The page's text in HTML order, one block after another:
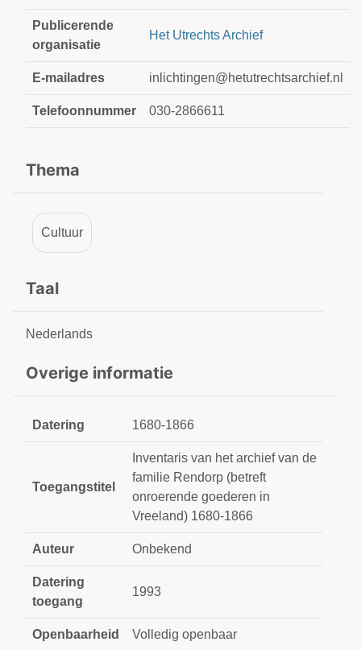
Publicerende
organisatie
Het Utrechts Archief
E-mailadres inlichtingen@hetutrechtsarchief.nl
Telefoonnummer 030-2866611
Thema
Cultuur
Taal
Nederlands
Overige informatie
Datering 1680-1866
Toegangstitel
Inventaris van het archief van de
familie Rendorp (betreft
onroerende goederen in
Vreeland) 1680-1866
Auteur Onbekend
Datering
toegang
1993
Openbaarheid Volledig openbaar